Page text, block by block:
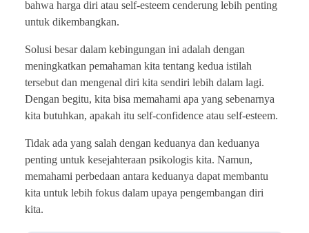
bahwa harga diri atau self-esteem cenderung lebih penting
untuk dikembangkan.
Solusi besar dalam kebingungan ini adalah dengan
meningkatkan pemahaman kita tentang kedua istilah
tersebut dan mengenal diri kita sendiri lebih dalam lagi.
Dengan begitu, kita bisa memahami apa yang sebenarnya
kita butuhkan, apakah itu self-confidence atau self-esteem.
Tidak ada yang salah dengan keduanya dan keduanya
penting untuk kesejahteraan psikologis kita. Namun,
memahami perbedaan antara keduanya dapat membantu
kita untuk lebih fokus dalam upaya pengembangan diri
kita.